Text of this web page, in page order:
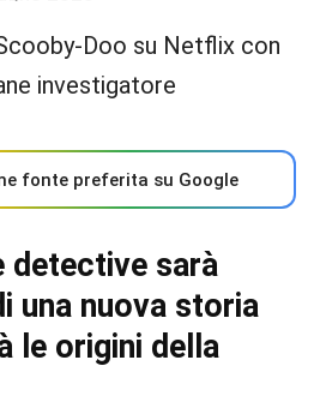
fonte preferita su Google
detective sarà
una nuova storia
le origini della